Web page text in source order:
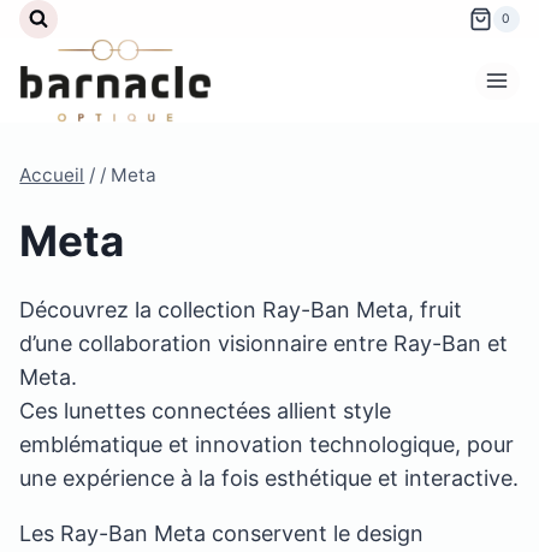
Aller
contenu
0
Accueil / / Meta
Meta
Découvrez la collection Ray-Ban Meta, fruit
d’une collaboration visionnaire entre Ray-Ban et
Meta.
Ces lunettes connectées allient style
emblématique et innovation technologique, pour
une expérience à la fois esthétique et interactive.
Les Ray-Ban Meta conservent le design